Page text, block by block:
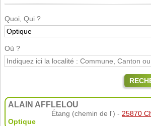
Quoi, Qui ?
Où ?
ALAIN AFFLELOU
Étang (chemin de l') - 25870
Optique